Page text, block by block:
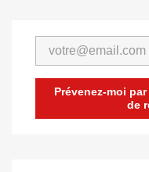
Prévenez-moi
de